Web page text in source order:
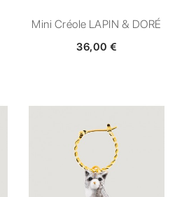
Mini Créole LAPIN & DORÉ
36,00 €